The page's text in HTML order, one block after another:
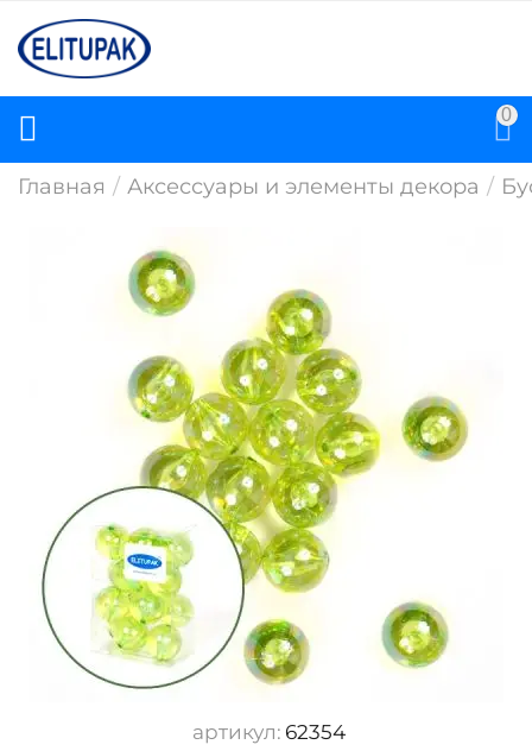
0
Главная / Аксессуары и элементы декора /
артикул: 62354